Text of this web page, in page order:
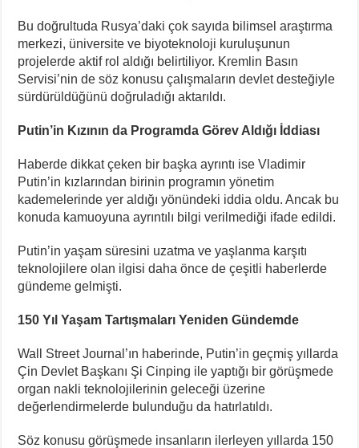
Bu doğrultuda Rusya’daki çok sayıda bilimsel araştırma
merkezi, üniversite ve biyoteknoloji kuruluşunun
projelerde aktif rol aldığı belirtiliyor. Kremlin Basın
Servisi’nin de söz konusu çalışmaların devlet desteğiyle
sürdürüldüğünü doğruladığı aktarıldı.
Putin’in Kızının da Programda Görev Aldığı İddiası
Haberde dikkat çeken bir başka ayrıntı ise Vladimir
Putin’in kızlarından birinin programın yönetim
kademelerinde yer aldığı yönündeki iddia oldu. Ancak bu
konuda kamuoyuna ayrıntılı bilgi verilmediği ifade edildi.
Putin’in yaşam süresini uzatma ve yaşlanma karşıtı
teknolojilere olan ilgisi daha önce de çeşitli haberlerde
gündeme gelmişti.
150 Yıl Yaşam Tartışmaları Yeniden Gündemde
Wall Street Journal’ın haberinde, Putin’in geçmiş yıllarda
Çin Devlet Başkanı Şi Cinping ile yaptığı bir görüşmede
organ nakli teknolojilerinin geleceği üzerine
değerlendirmelerde bulunduğu da hatırlatıldı.
Söz konusu görüşmede insanların ilerleyen yıllarda 150